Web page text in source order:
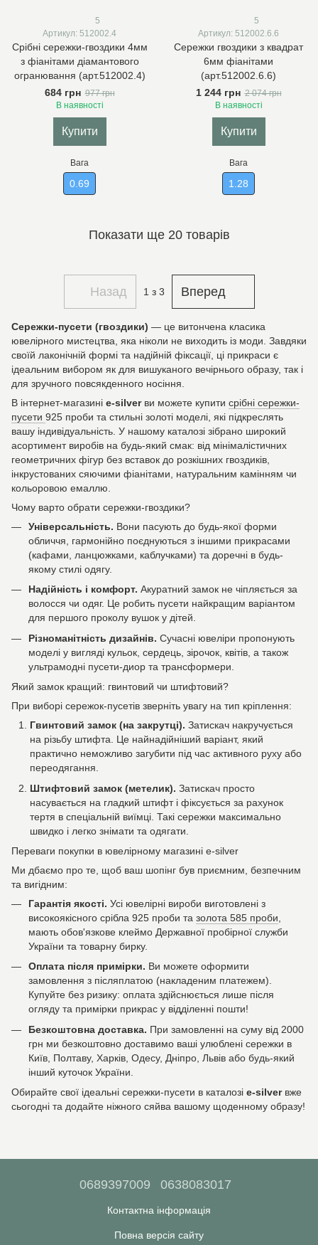
5
Артикул: 512002.4
Срібні сережки-гвоздики 4мм
з фіанітами діамантового
огранювання (арт.512002.4)
684 грн 977 грн
В наявності
Купити
Вага
0.69
5
Артикул: 512002.6.6
Сережки гвоздики з квадрат
6мм фіанітами
(арт.512002.6.6)
1 244 грн 2 074 грн
В наявності
Купити
Вага
1.28
Показати ще 20 товарів
Назад 1 з 3 Вперед
Сережки-пусети (гвоздики) — це витончена класика
ювелірного мистецтва, яка ніколи не виходить із моди. Завдяки
своїй лаконічній формі та надійній фіксації, ці прикраси є
ідеальним вибором як для вишуканого вечірнього образу, так і
для зручного повсякденного носіння.
В інтернет-магазині e-silverви можете купити срібні сережки-
пусети 925 проби та стильні золоті моделі, які підкреслять
вашу індивідуальність. У нашому каталозі зібрано широкий
асортимент виробів на будь-який смак: від мінімалістичних
геометричних фігур без вставок до розкішних гвоздиків,
інкрустованих сяючими фіанітами, натуральним камінням чи
кольоровою емаллю.
Чому варто обрати сережки-гвоздики?
Універсальність. Вони пасують до будь-якої форми
обличчя, гармонійно поєднуються з іншими прикрасами
(кафами, ланцюжками, каблучками) та доречні в будь-
якому стилі одягу.
Надійність і комфорт. Акуратний замок не чіпляється за
волосся чи одяг. Це робить пусети найкращим варіантом
для першого проколу вушок у дітей.
Різноманітність дизайнів. Сучасні ювеліри пропонують
моделі у вигляді кульок, сердець, зірочок, квітів, а також
ультрамодні пусети-диор та трансформери.
Який замок кращий: гвинтовий чи штифтовий?
При виборі сережок-пусетів зверніть увагу на тип кріплення:
Гвинтовий замок (на закрутці). Затискач накручується
на різьбу штифта. Це найнадійніший варіант, який
практично неможливо загубити під час активного руху або
переодягання.
Штифтовий замок (метелик). Затискач просто
насувається на гладкий штифт і фіксується за рахунок
тертя в спеціальній виїмці. Такі сережки максимально
швидко і легко знімати та одягати.
Переваги покупки в ювелірному магазині e-silver
Ми дбаємо про те, щоб ваш шопінг був приємним, безпечним
та вигідним:
Гарантія якості. Усі ювелірні вироби виготовлені з
високоякісного срібла 925 проби та золота 585 проби
мають обов'язкове клеймо Державної пробірної служби
України та товарну бирку.
Оплата після примірки. Ви можете оформити
замовлення з післяплатою (накладеним платежем).
Купуйте без ризику: оплата здійснюється лише після
огляду та примірки прикрас у відділенні пошти!
Безкоштовна доставка. При замовленні на суму від 2000
грн ми безкоштовно доставимо ваші улюблені сережки в
Київ, Полтаву, Харків, Одесу, Дніпро, Львів або будь-який
інший куточок України.
Обирайте свої ідеальні сережки-пусети в каталозі e-silverвже
сьогодні та додайте ніжного сяйва вашому щоденному образу!
0689397009 0638083017
Контактна інформація
Повна версія сайту